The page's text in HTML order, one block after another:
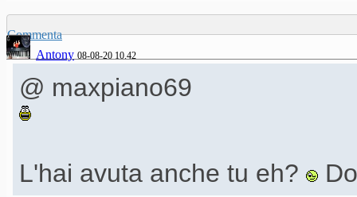
Commenta
Antony 08-08-20 10.42
@ maxpiano69
L'hai avuta anche tu eh?